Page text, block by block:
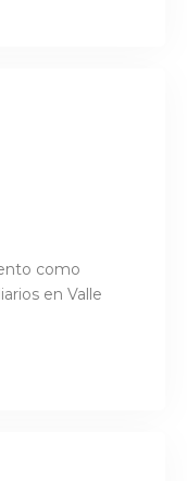
como
en Valle